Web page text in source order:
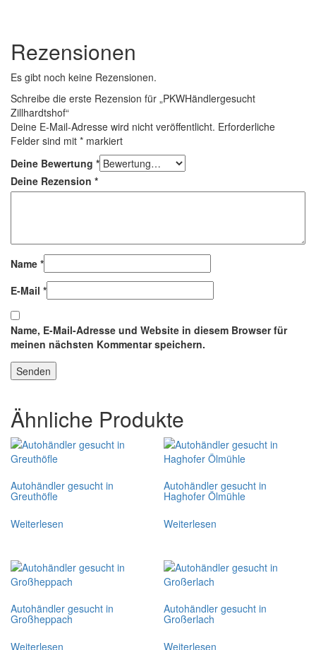
Rezensionen
Es gibt noch keine Rezensionen.
Schreibe die erste Rezension für „PKWHändlergesucht
Zillhardtshof“
Deine E-Mail-Adresse wird nicht veröffentlicht. Erforderliche
Felder sind mit * markiert
Deine Bewertung *
Deine Rezension *
Name *
E-Mail *
Name, E-Mail-Adresse und Website in diesem Browser für
meinen nächsten Kommentar speichern.
Ähnliche Produkte
Autohändler gesucht in
Greuthöfle
Weiterlesen
Autohändler gesucht in
Haghofer Ölmühle
Weiterlesen
Autohändler gesucht in
Großheppach
Weiterlesen
Autohändler gesucht in
Großerlach
Weiterlesen